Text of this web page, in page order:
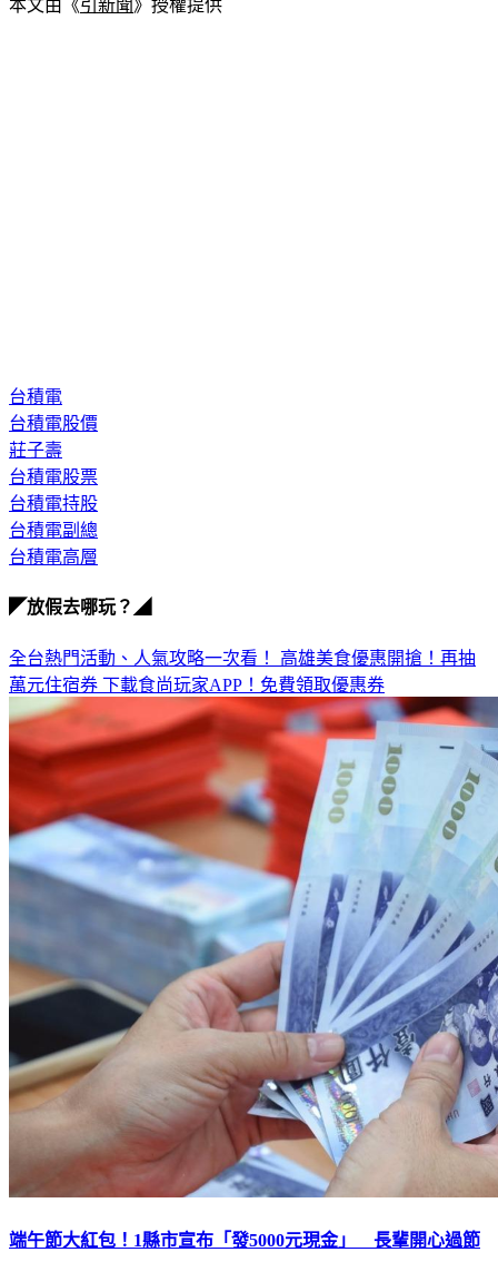
本文由《引新聞》授權提供
台積電
台積電股價
莊子壽
台積電股票
台積電持股
台積電副總
台積電高層
◤放假去哪玩？◢
全台熱門活動、人氣攻略一次看！ 高雄美食優惠開搶！再抽
萬元住宿券 下載食尚玩家APP！免費領取優惠券
端午節大紅包！1縣市宣布「發5000元現金」 長輩開心過節